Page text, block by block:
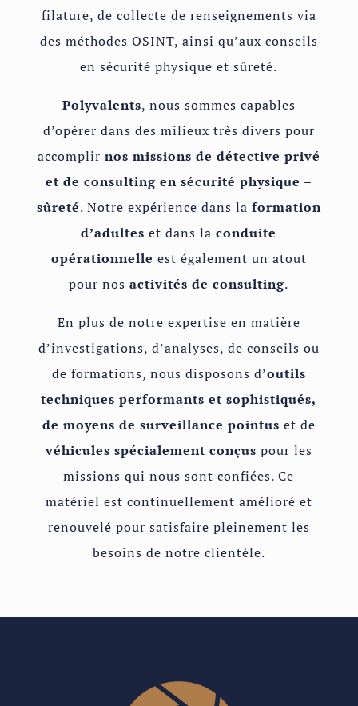
filature, de collecte de renseignements via
des méthodes OSINT, ainsi qu’aux conseils
en sécurité physique et sûreté.
Polyvalents, nous sommes capables
d’opérer dans des milieux très divers pour
accomplir nos missions de détective privé
et de consulting en sécurité physique –
sûreté. Notre expérience dans la formation
d’adultes et dans laconduite
opérationnelle est également un atout
pour nosactivités de consulting.
En plus de notre expertise en matière
d’investigations, d’analyses, de conseils ou
de formations, nous disposons d’outils
techniques performants et sophistiqués,
de moyens de surveillance pointus et de
véhicules spécialement conçus pour les
missions qui nous sont confiées. Ce
matériel est continuellement amélioré et
renouvelé pour satisfaire pleinement les
besoins de notre clientèle.